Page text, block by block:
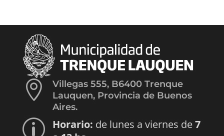

Villegas 555, B6400 Trenque
Lauquen, Provincia de Buenos
Aires.
p Horario: de lunes a viernes de7